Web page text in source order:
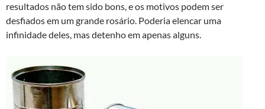
resultados não tem sido bons, e os motivos podem ser
desfiados em um grande rosário. Poderia elencar uma
infinidade deles, mas detenho em apenas alguns.